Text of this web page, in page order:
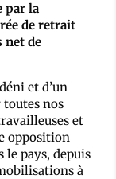
par la
de retrait
net de
et d’un
nos
et
opposition
le pays, depuis
à